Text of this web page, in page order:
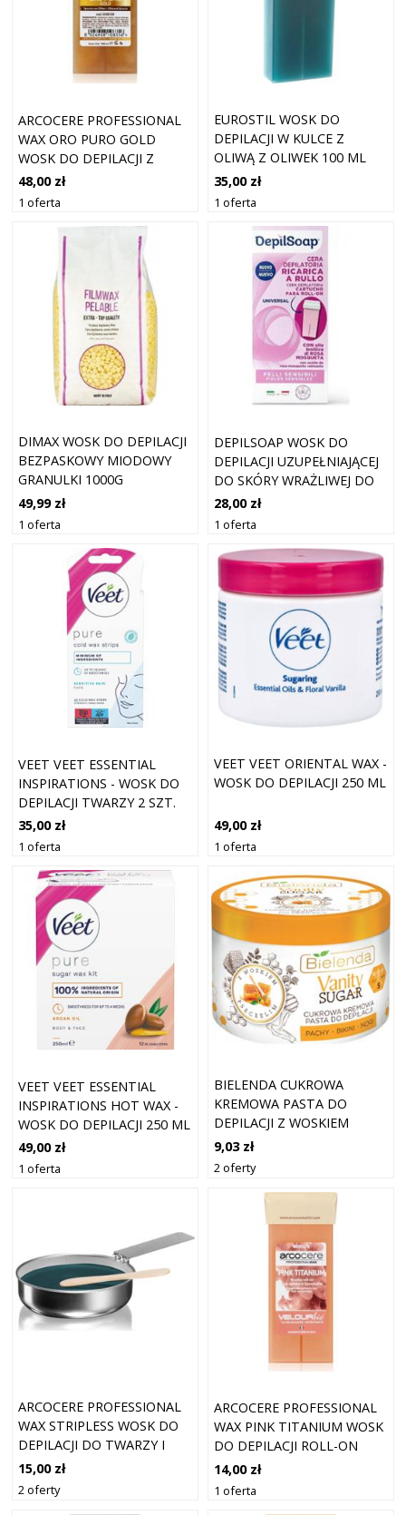
ARCOCERE PROFESSIONAL
WAX ORO PURO GOLD
WOSK DO DEPILACJI Z
BROKATEM, WKŁAD 100 ML
48,00 zł
1 oferta
EUROSTIL WOSK DO
DEPILACJI W KULCE Z
OLIWĄ Z OLIWEK 100 ML
35,00 zł
1 oferta
DIMAX WOSK DO DEPILACJI
BEZPASKOWY MIODOWY
GRANULKI 1000G
49,99 zł
1 oferta
DEPILSOAP WOSK DO
DEPILACJI UZUPEŁNIAJĄCEJ
DO SKÓRY WRAŻLIWEJ DO
WAŁKA ELEKTRYCZNEGO
28,00 zł
1 oferta
VEET VEET ESSENTIAL
INSPIRATIONS - WOSK DO
DEPILACJI TWARZY 2 SZT.
20
35,00 zł
1 oferta
VEET VEET ORIENTAL WAX -
WOSK DO DEPILACJI 250 ML
49,00 zł
1 oferta
VEET VEET ESSENTIAL
INSPIRATIONS HOT WAX -
WOSK DO DEPILACJI 250 ML
49,00 zł
1 oferta
BIELENDA CUKROWA
KREMOWA PASTA DO
DEPILACJI Z WOSKIEM
PSZCZELIM
9,03 zł
2 oferty
ARCOCERE PROFESSIONAL
WAX STRIPLESS WOSK DO
DEPILACJI DO TWARZY I
CIAŁA 120 G
15,00 zł
2 oferty
ARCOCERE PROFESSIONAL
WAX PINK TITANIUM WOSK
DO DEPILACJI ROLL-ON
NAPEŁNIENIE 100 ML
14,00 zł
1 oferta